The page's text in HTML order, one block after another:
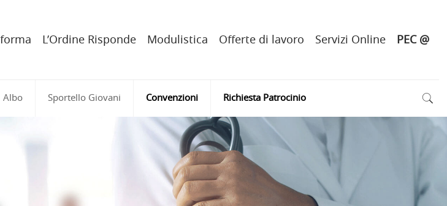
Albo Sportello Giovani Convenzioni Richiesta Patrocinio
L’Ordine Risponde Modulistica Offerte di lavoro Servizi Online PEC @